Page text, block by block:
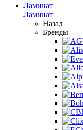
Ламинат
Ламинат
Назад
Бренды